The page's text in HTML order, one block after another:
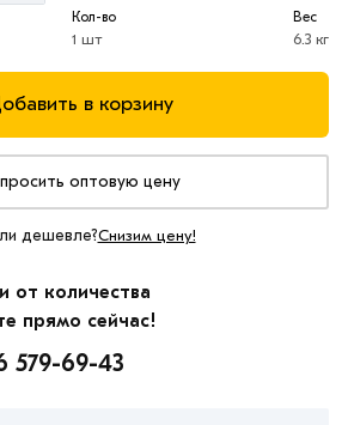
Кол-во
1 шт
Вес
6.3 кг
в корзину
оптовую цену
дешевле?Снизим цену!
от количества
прямо сейчас!
579-69-43